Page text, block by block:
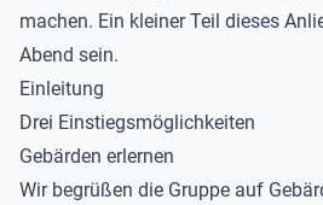
machen. Ein kleiner Teil dieses
Abend sein.
Einleitung
Drei Einstiegsmöglichkeiten
Gebärden erlernen
Wir begrüßen die Gruppe auf